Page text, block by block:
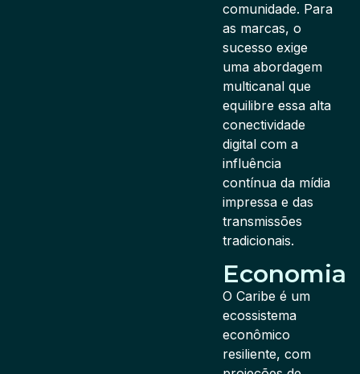
comunidade. Para
as marcas, o
sucesso exige
uma abordagem
multicanal que
equilibre essa alta
conectividade
digital com a
influência
contínua da mídia
impressa e das
transmissões
tradicionais.
Economia
O Caribe é um
ecossistema
econômico
resiliente, com